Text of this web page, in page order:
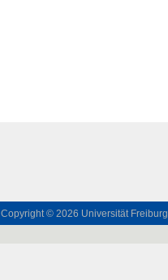
Copyright © 2026 Universität Freiburg